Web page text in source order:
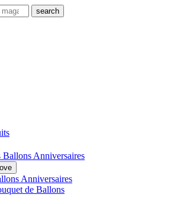
search
Ballons Anniversaires
Anniversaires
de Ballons